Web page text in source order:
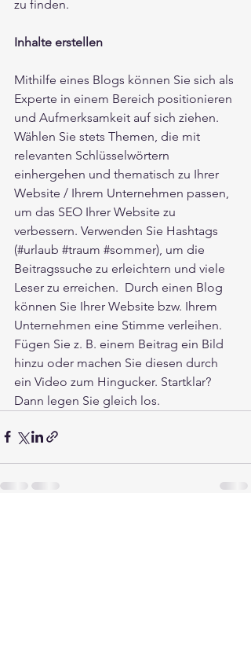
zu finden.
Inhalte erstellen
Mithilfe eines Blogs können Sie sich als
Experte in einem Bereich positionieren
und Aufmerksamkeit auf sich ziehen.
Wählen Sie stets Themen, die mit
relevanten Schlüsselwörtern
einhergehen und thematisch zu Ihrer
Website / Ihrem Unternehmen passen,
um das SEO Ihrer Website zu
verbessern. Verwenden Sie Hashtags
(#urlaub #traum #sommer), um die
Beitragssuche zu erleichtern und viele
Leser zu erreichen.  Durch einen Blog
können Sie Ihrer Website bzw. Ihrem
Unternehmen eine Stimme verleihen.
Fügen Sie z. B. einem Beitrag ein Bild
hinzu oder machen Sie diesen durch
ein Video zum Hingucker. Startklar?
Dann legen Sie gleich los.